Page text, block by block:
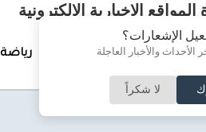
الإشعارات؟
الأحداث والأخبار العاجلة
لا شكراً
الإخبارية الالكترونية
الأسبوع جرائم وحوادث رياضة